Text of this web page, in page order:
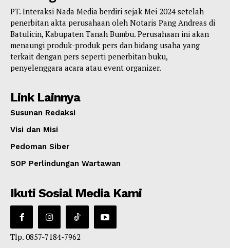
PT. Interaksi Nada Media berdiri sejak Mei 2024 setelah
penerbitan akta perusahaan oleh Notaris Pang Andreas di
Batulicin, Kabupaten Tanah Bumbu. Perusahaan ini akan
menaungi produk-produk pers dan bidang usaha yang
terkait dengan pers seperti penerbitan buku,
penyelenggara acara atau event organizer.
Link Lainnya
Susunan Redaksi
Visi dan Misi
Pedoman Siber
SOP Perlindungan Wartawan
Ikuti Sosial Media Kami
Tlp. 0857-7184-7962